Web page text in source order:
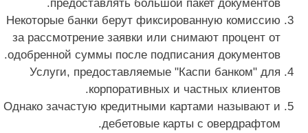
предоставлять большой пакет документов.
Некоторые банки берут фиксированную комиссию
за рассмотрение заявки или снимают процент от
одобренной суммы после подписания документов.
Услуги, предоставляемые "Каспи банком" для
корпоративных и частных клиентов.
Однако зачастую кредитными картами называют и
дебетовые карты с овердрафтом.